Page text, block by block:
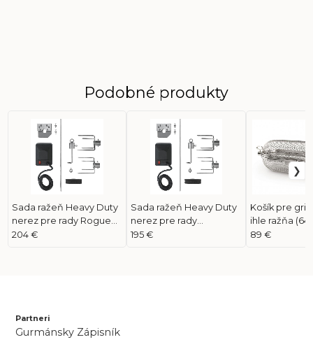
Podobné produkty
Sada ražeň Heavy Duty
nerez pre rady Rogue
425 (69912)
204 €
Sada ražeň Heavy Duty
nerez pre rady
325/410/495 (69412)
195 €
Košík pre
ihle ražňa
89 €
Partneri
Gurmánsky Zápisník